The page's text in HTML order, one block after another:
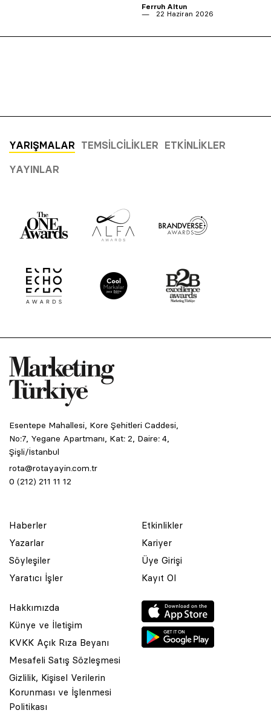
Ferruh Altun
22 Haziran 2026
YARIŞMALAR TEMSILCILIKLER ETKINLIKLER
YAYINLAR
Esentepe Mahallesi, Kore Şehitleri Caddesi,
No:7, Yegane Apartmanı, Kat: 2, Daire: 4,
Şişli/İstanbul
rota@rotayayin.com.tr
0 (212) 211 11 12
Haberler
Yazarlar
Söyleşiler
Yaratıcı İşler
Etkinlikler
Kariyer
Üye Girişi
Kayıt Ol
Hakkımızda
Künye ve İletişim
KVKK Açık Rıza Beyanı
Mesafeli Satış Sözleşmesi
Gizlilik, Kişisel Verilerin
Korunması ve İşlenmesi
Politikası
© 2001 Rota Yayın Yapım Tanıtım Tic. Ltd. Şti. Bu Sitede Bulunan